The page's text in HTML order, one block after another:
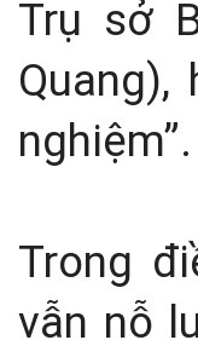
Trụ sở
nghiệm”.
Trong
vẫn nỗ